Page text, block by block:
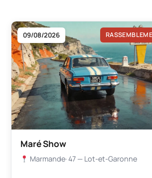
09/08/2026
Maré Show
Marmande· 47 — Lot-et-Garonne